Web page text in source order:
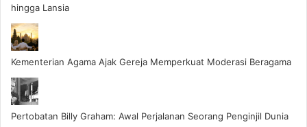
hingga Lansia
Kementerian Agama Ajak Gereja Memperkuat Moderasi Beragama
Pertobatan Billy Graham: Awal Perjalanan Seorang Penginjil Dunia